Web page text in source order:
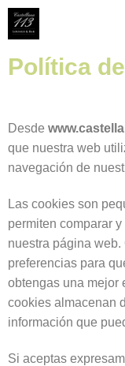
Política
Desde
que nuestra web
navegación de
Las cookies son
permiten comparar
nuestra página
preferencias para
obtengas una mejor
cookies almacenan
información que
Si aceptas